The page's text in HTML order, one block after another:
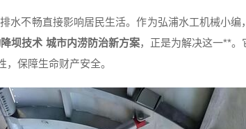
水不畅直接影响居民生活。作为弘浦水工机械小编
坝技术 城市内涝防治新方案，正是为解决这一**。
保障生命财产安全。